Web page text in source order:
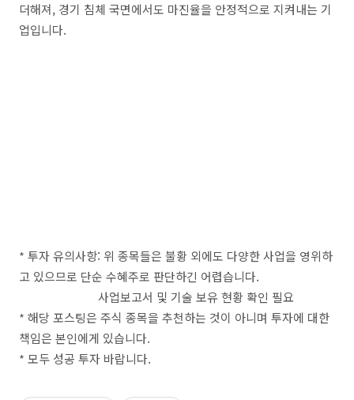
더해져, 경기 침체 국면에서도 마진율을 안정적으로 지켜내는 기
업입니다.
* 투자 유의사항: 위 종목들은 불황 외에도 다양한 사업을 영위하
고 있으므로 단순 수혜주로 판단하긴 어렵습니다.
사업보고서 및 기술 보유 현황 확인 필요
* 해당 포스팅은 주식 종목을 추천하는 것이 아니며 투자에 대한
책임은 본인에게 있습니다.
* 모두 성공 투자 바랍니다.